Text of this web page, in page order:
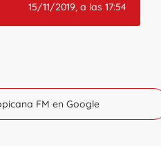
15/11/2019, a las 17:54
FM en Google